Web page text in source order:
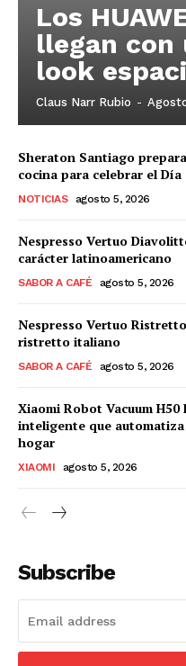
Los
llegan con
look
Claus Narr Rubio -
Sheraton Santiago
cocina para celebrar el
NOTICIAS agosto 5, 2026
Nespresso Vertuo
carácter latinoamericano
SABOR A CAFÉ agosto 5, 2026
Nespresso Vertuo
ristretto italiano
SABOR A CAFÉ agosto 5, 2026
Xiaomi Robot Vacuum
inteligente que
hogar
XIAOMI agosto 5, 2026
Subscribe